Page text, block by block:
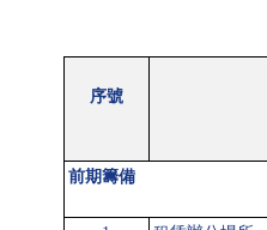
序號
前期籌備